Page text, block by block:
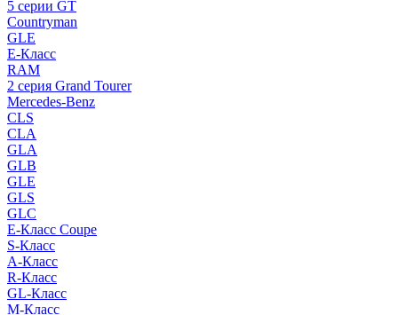
5 серии GT
Countryman
GLE
E-Класс
RAM
2 серия Grand Tourer
Mercedes-Benz
CLS
CLA
GLA
GLB
GLE
GLS
GLC
E-Класс Coupe
S-Класс
A-Класс
R-Класс
GL-Класс
M-Класс